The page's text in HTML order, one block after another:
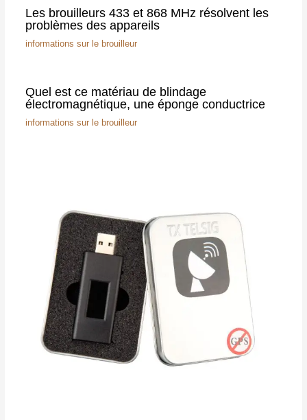
Les brouilleurs 433 et 868 MHz résolvent les
problèmes des appareils
informations sur le brouilleur
Quel est ce matériau de blindage
électromagnétique, une éponge conductrice
informations sur le brouilleur